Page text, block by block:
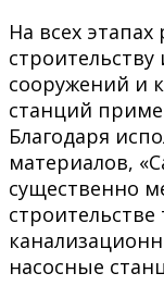
На всех
сооружений и
станций
Благодаря
материалов,
существенно
насосные